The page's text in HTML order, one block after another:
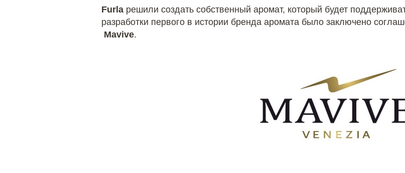
Furla решили создать собственный аромат, который будет
разработки первого в истории бренда аромата было заключено
Mavive.